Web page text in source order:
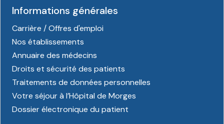
Informations générales
Carrière / Offres d'emploi
Nos établissements
Annuaire des médecins
Droits et sécurité des patients
Traitements de données personnelles
Votre séjour à l’Hôpital de Morges
Dossier électronique du patient